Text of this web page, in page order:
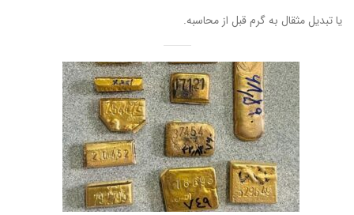
یا تبدیل مثقال به گرم قبل از محاسبه.